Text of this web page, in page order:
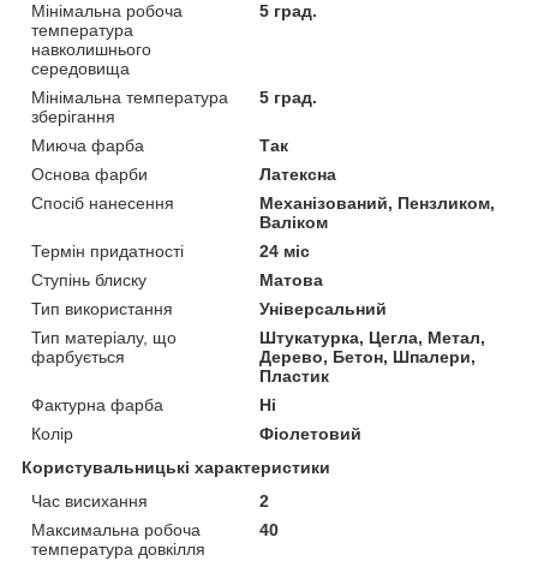
Мінімальна робоча
температура
навколишнього
середовища
5 град.
Мінімальна температура
зберігання
5 град.
Миюча фарба
Так
Основа фарби
Латексна
Спосіб нанесення
Механізований, Пензликом,
Валіком
Термін придатності
24 міс
Ступінь блиску
Матова
Тип використання
Універсальний
Тип матеріалу, що
фарбується
Штукатурка, Цегла, Метал,
Дерево, Бетон, Шпалери,
Пластик
Фактурна фарба
Ні
Колір
Фіолетовий
Користувальницькі характеристики
Час висихання
2
Максимальна робоча
температура довкілля
40